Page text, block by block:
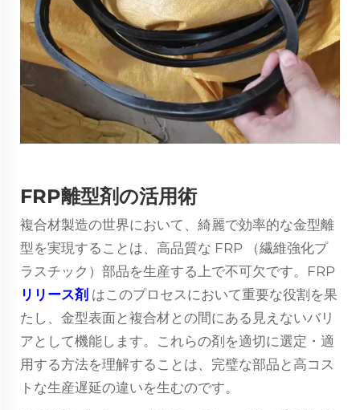
FRP離型剤の活用術
複合材製造の世界において、綺麗で効率的な金型離
型を実現することは、高品質な FRP
（繊維強化プ
ラスチック）部品を生産する上で不可欠です。FRP
リリース剤 はこのプロセスにおいて重要な役割を果
たし、金型表面と複合材との間にある見えないバリ
アとして機能します。これらの剤を適切に選定・適
用する方法を理解することは、完璧な部品と高コス
トな生産遅延の違いを生むのです。